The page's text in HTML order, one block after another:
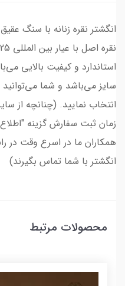
انگشتر نقره زنانه با سنگ
استاندارد و کیفیت بالایی
سایز می‌باشد و شما می‌توانید
انتخاب نمایید. (چنانچه از
زمان ثبت سفارش گزینه "اطلاع
همکاران ما در اسرع وقت در
انگشتر با شما تماس بگیرند)
محصولات مرتبط